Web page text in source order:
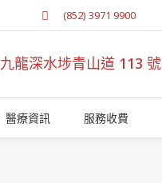
(852) 3971 9900
九龍深水埗青山道 113 號
醫療資訊 服務收費